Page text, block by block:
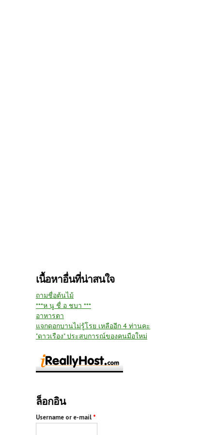
เนื้อหาอื่นที่น่าสนใจ
ถามชื่อต้นไม้
***ห นู ชื่ อ ชบา ***
อาหารตา
แจกดอกบานไม่รู้โรย เหลืออีก 4 ท่านคะ
"ดาวเรือง" ประสบการณ์ของคนมือใหม่
ล็อกอิน
Username or e-mail *